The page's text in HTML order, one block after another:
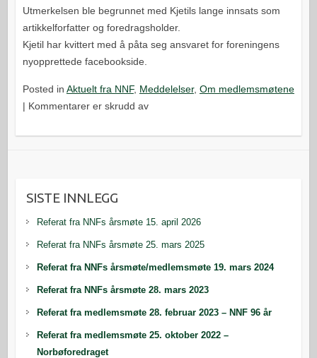
Utmerkelsen ble begrunnet med Kjetils lange innsats som
artikkelforfatter og foredragsholder.
Kjetil har kvittert med å påta seg ansvaret for foreningens
nyopprettede facebookside.
Posted in Aktuelt fra NNF, Meddelelser, Om medlemsmøtene
| Kommentarer er skrudd avfor
til
SISTE INNLEGG
Referat fra NNFs årsmøte 15. april 2026
Referat fra NNFs årsmøte 25. mars 2025
Referat fra NNFs årsmøte/medlemsmøte 19. mars 2024
Referat fra NNFs årsmøte 28. mars 2023
Referat fra medlemsmøte 28. februar 2023 – NNF 96 år
Referat fra medlemsmøte 25. oktober 2022 –
Norbøforedraget